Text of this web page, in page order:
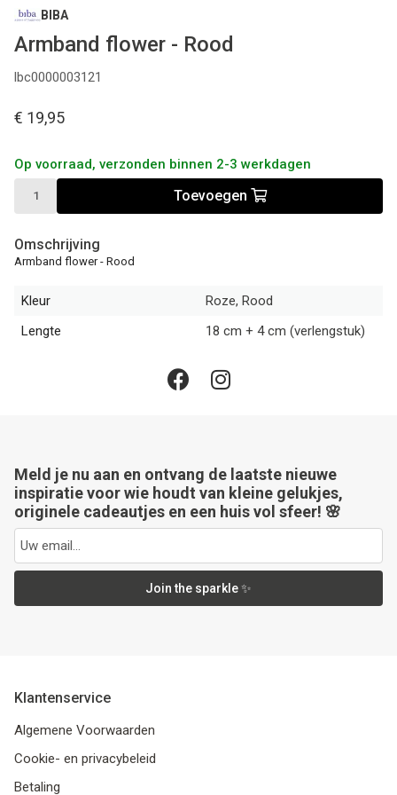
BIBA
Armband flower - Rood
lbc0000003121
€ 19,95
Op voorraad, verzonden binnen 2-3 werkdagen
Toevoegen
Omschrijving
Armband flower - Rood
Kleur
Roze, Rood
Lengte
18 cm + 4 cm (verlengstuk)
Meld je nu aan en ontvang de laatste nieuwe
inspiratie voor wie houdt van kleine gelukjes,
originele cadeautjes en een huis vol sfeer! 🌸
Join the sparkle ✨
Klantenservice
Algemene Voorwaarden
Cookie- en privacybeleid
Betaling